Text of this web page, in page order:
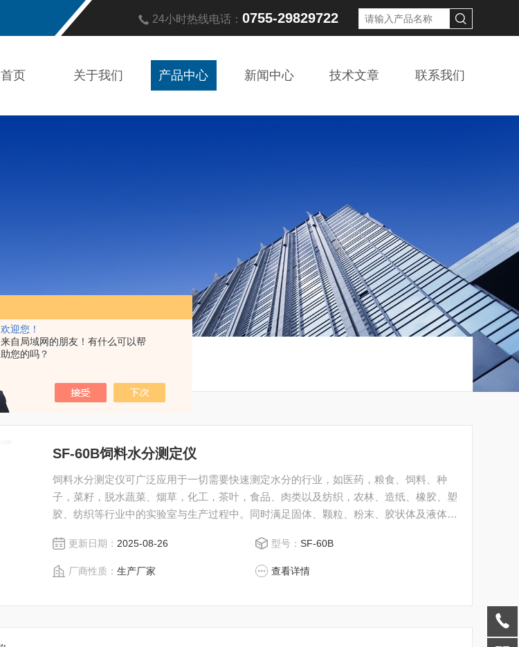
欢迎您！
来自局域网的朋友！有什么可以帮
助您的吗？
24小时热线电话： 0755-29829722
首页 关于我们 产品中心 新闻中心 技术文章 联系我们
SF-60B饲料水分测定仪
饲料水分测定仪可广泛应用于一切需要快速测定水分的行业，如医药，粮食、饲料、种
子，菜籽，脱水蔬菜、烟草，化工，茶叶，食品、肉类以及纺织，农林、造纸、橡胶、塑
胶、纺织等行业中的实验室与生产过程中。同时满足固体、颗粒、粉末、胶状体及液体含
高质量产品，为您打造快速，准确，物超所值的水分测定仪**。
更新日期： 2025-08-26 型号： SF-60B
厂商性质：生产厂家 查看详情